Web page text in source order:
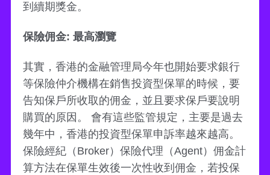
到續期獎金。
保險佣金: 最高瀏覽
其實，香港的金融管理局今年也開始要求銀行
等保險仲介機構在銷售投資型保單的時候，要
告知保戶所收取的佣金，並且要求保戶要說明
購買的原因。 會有這些監管規定，主要是過去
幾年中，香港的投資型保單申訴率越來越高。
保險經紀（Broker）保險代理（Agent）佣金計
算方法在保單生效後一次性收到佣金，若投保